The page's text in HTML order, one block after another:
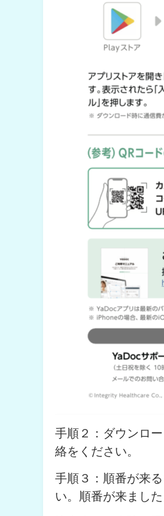
手順２：ダウンロ
絡をください。
手順３：順番が来
い。順番が来まし